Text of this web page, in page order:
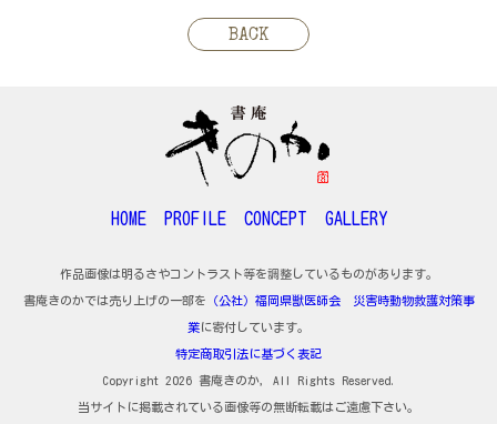
BACK
HOME PROFILE CONCEPT GALLERY
作品画像は明るさやコントラスト等を調整しているものがあります。
書庵きのかでは売り上げの一部を （公社）福岡県獣医師会 災害時動物救護対策事
業に寄付しています。
特定商取引法に基づく表記
Copyright 2026 書庵きのか, All Rights Reserved.
当サイトに掲載されている画像等の無断転載はご遠慮下さい。